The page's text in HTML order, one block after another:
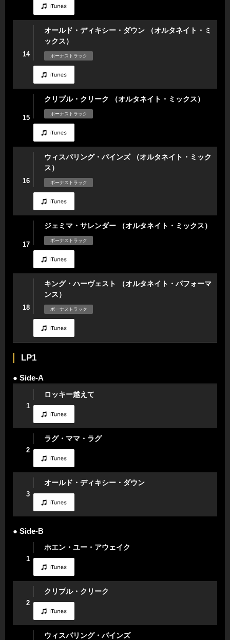
14
オールド・ディキシー・ダウン （オルタネイト・ミ
ックス）
ボーナストラック
15
クリプル・クリーク （オルタネイト・ミックス）
ボーナストラック
16
ウィスパリング・パインズ （オルタネイト・ミック
ス）
ボーナストラック
17
ジェミマ・サレンダー （オルタネイト・ミックス）
ボーナストラック
18
キング・ハーヴェスト （オルタネイト・パフォーマ
ンス）
ボーナストラック
LP1
● Side-A
1
ロッキー越えて
2
ラグ・ママ・ラグ
3
オールド・ディキシー・ダウン
● Side-B
1
ホエン・ユー・アウェイク
2
クリプル・クリーク
ウィスパリング・パインズ